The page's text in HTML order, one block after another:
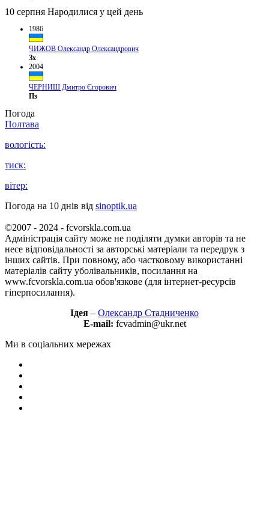
10 серпня Народилися у цей день
1986
ЧИЖОВ Олександр Олександрович
Зх
2004
ЧЕРНИШ Дмитро Єгорович
Пз
Погода
Полтава
вологість:
тиск:
вітер:
Погода на 10 днів від sinoptik.ua
©2007 - 2024 - fcvorskla.com.ua
Адміністрація сайту може не поділяти думки авторів та не
несе відповідальності за авторські матеріали та передрук з
інших сайтів. При повному, або частковому використанні
матеріалів сайту уболівальників, посилання на
www.fcvorskla.com.ua обов'язкове (для інтернет-ресурсів
гіперпосилання).
Ідея – Олександр Стадниченко
E-mail: fcvadmin@ukr.net
Ми в соціальних мережах